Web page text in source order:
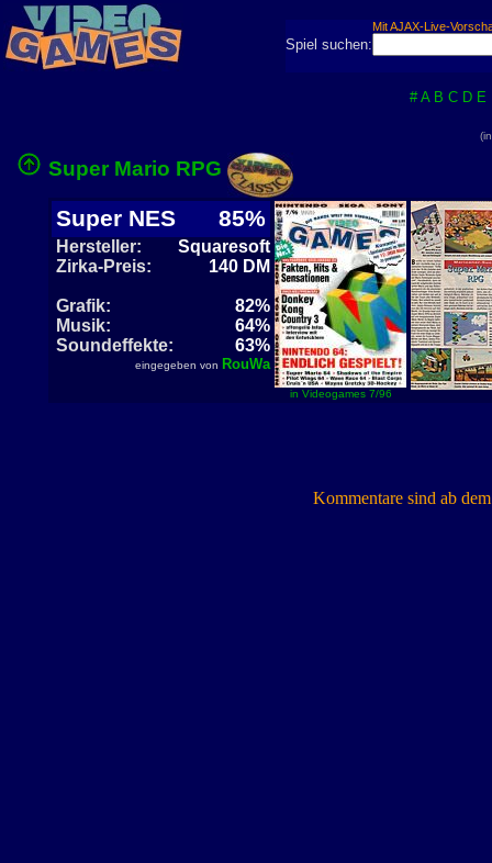
Mit AJAX-Live-
Spiel suchen:
# A B C D E
Super Mario RPG
Super NES 85%
Hersteller:
Squaresoft
Zirka-Preis:
140 DM
Grafik:
82%
Musik:
64%
Soundeffekte:
63%
eingegeben von RouWa
in Videogames 7/96
Kommentare sind ab